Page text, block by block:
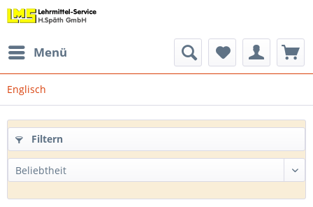
Menü
Englisch
Filtern